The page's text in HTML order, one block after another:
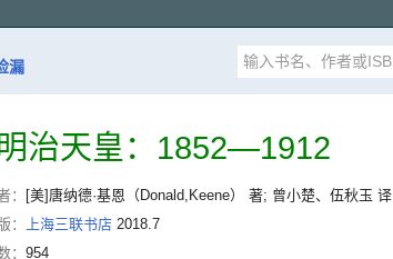
漏
治天皇：1852—1912
：
[美]唐纳德·基恩（Donald,Keene） 著; 曾小楚、伍秋玉 译
：
上海三联书店 2018.7
： 954